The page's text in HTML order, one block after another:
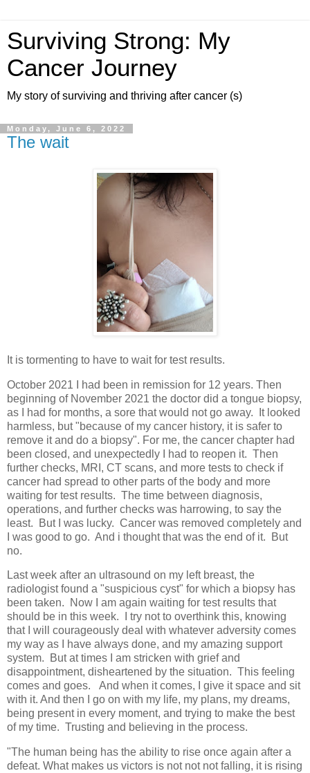
Surviving Strong: My
Cancer Journey
My story of surviving and thriving after cancer (s)
Monday, June 6, 2022
The wait
It is tormenting to have to wait for test results.
October 2021 I had been in remission for 12 years. Then
beginning of November 2021 the doctor did a tongue biopsy,
as I had for months, a sore that would not go away. It looked
harmless, but "because of my cancer history, it is safer to
remove it and do a biopsy". For me, the cancer chapter had
been closed, and unexpectedly I had to reopen it. Then
further checks, MRI, CT scans, and more tests to check if
cancer had spread to other parts of the body and more
waiting for test results. The time between diagnosis,
operations, and further checks was harrowing, to say the
least. But I was lucky. Cancer was removed completely and
I was good to go. And i thought that was the end of it. But
no.
Last week after an ultrasound on my left breast, the
radiologist found a "suspicious cyst" for which a biopsy has
been taken. Now I am again waiting for test results that
should be in this week. I try not to overthink this, knowing
that I will courageously deal with whatever adversity comes
my way as I have always done, and my amazing support
system. But at times I am stricken with grief and
disappointment, disheartened by the situation. This feeling
comes and goes. And when it comes, I give it space and sit
with it. And then I go on with my life, my plans, my dreams,
being present in every moment, and trying to make the best
of my time. Trusting and believing in the process.
"The human being has the ability to rise once again after a
defeat. What makes us victors is not not not falling, it is rising